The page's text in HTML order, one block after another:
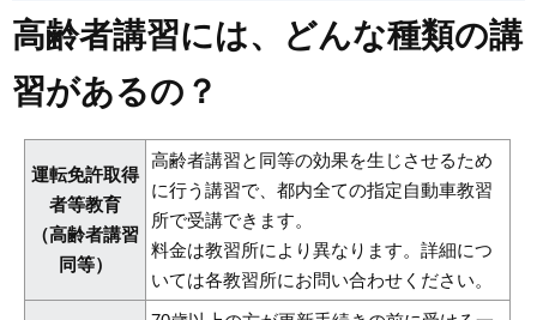
高齢者講習には、どんな種類の講
習があるの？
運転免許取得
者等教育
（高齢者講習
同等）
高齢者講習と同等の効果を生じさせるため
に行う講習で、都内全ての指定自動車教習
所で受講できます。
料金は教習所により異なります。詳細につ
いては各教習所にお問い合わせください。